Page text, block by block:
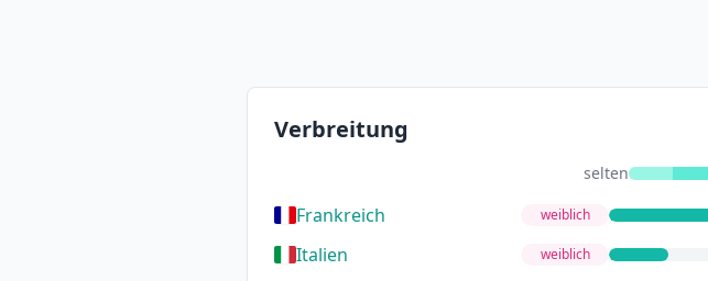
Verbreitung
selten
Frankreich weiblich
Italien weiblich